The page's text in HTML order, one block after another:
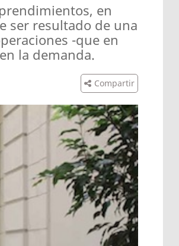
en
ser resultado de una
-que en
la demanda.
Compartir